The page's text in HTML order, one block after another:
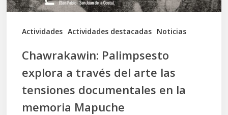
Actividades Actividades destacadas Noticias
tensiones
documentales
memoria
Mapuche
Chawrakawin: Palimpsesto
explora a través del arte las
tensiones documentales en la
memoria Mapuche